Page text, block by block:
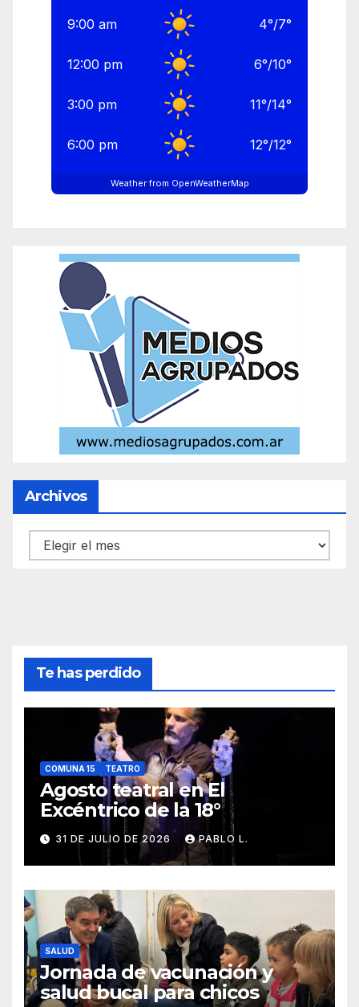
9:00 am 4°/7°
12:00 pm 6°/10°
3:00 pm 11°/14°
6:00 pm 12°/12°
Weather from OpenWeatherMap
Archivos
Archivos
Te has perdido
COMUNA 15 TEATRO
Agosto teatral en El
Excéntrico de la 18°
31 DE JULIO DE 2026 PABLO L.
SALUD
Jornada de vacunación y
salud bucal para chicos